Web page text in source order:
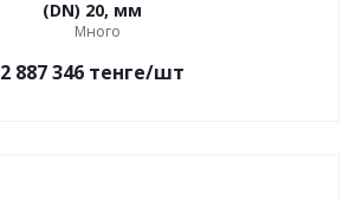
(DN) 20, мм
Много
2 887 346 тенге/шт